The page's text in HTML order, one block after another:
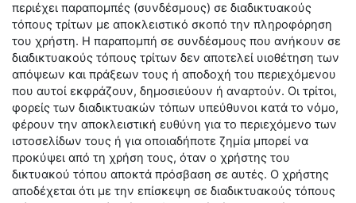
περιέχει παραπομπές (συνδέσμους) σε διαδικτυακούς
τόπους τρίτων με αποκλειστικό σκοπό την πληροφόρηση
του χρήστη. Η παραπομπή σε συνδέσμους που ανήκουν σε
διαδικτυακούς τόπους τρίτων δεν αποτελεί υιοθέτηση των
απόψεων και πράξεων τους ή αποδοχή του περιεχόμενου
που αυτοί εκφράζουν, δημοσιεύουν ή αναρτούν. Οι τρίτοι,
φορείς των διαδικτυακών τόπων υπεύθυνοι κατά το νόμο,
φέρουν την αποκλειστική ευθύνη για το περιεχόμενο των
ιστοσελίδων τους ή για οποιαδήποτε ζημία μπορεί να
προκύψει από τη χρήση τους, όταν ο χρήστης του
δικτυακού τόπου αποκτά πρόσβαση σε αυτές. Ο χρήστης
αποδέχεται ότι με την επίσκεψη σε διαδικτυακούς τόπους